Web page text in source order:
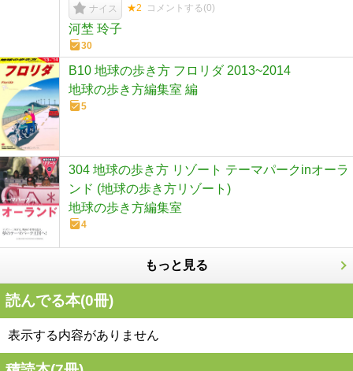
ナイス ★2 コメントする(0)
河埜 玲子
30
B10 地球の歩き方 フロリダ 2013~2014
地球の歩き方編集室 編
5
304 地球の歩き方 リゾート テーマパークinオーラ
ンド (地球の歩き方リゾート)
地球の歩き方編集室
4
もっと見る
読んでる本(0冊)
表示する内容がありません